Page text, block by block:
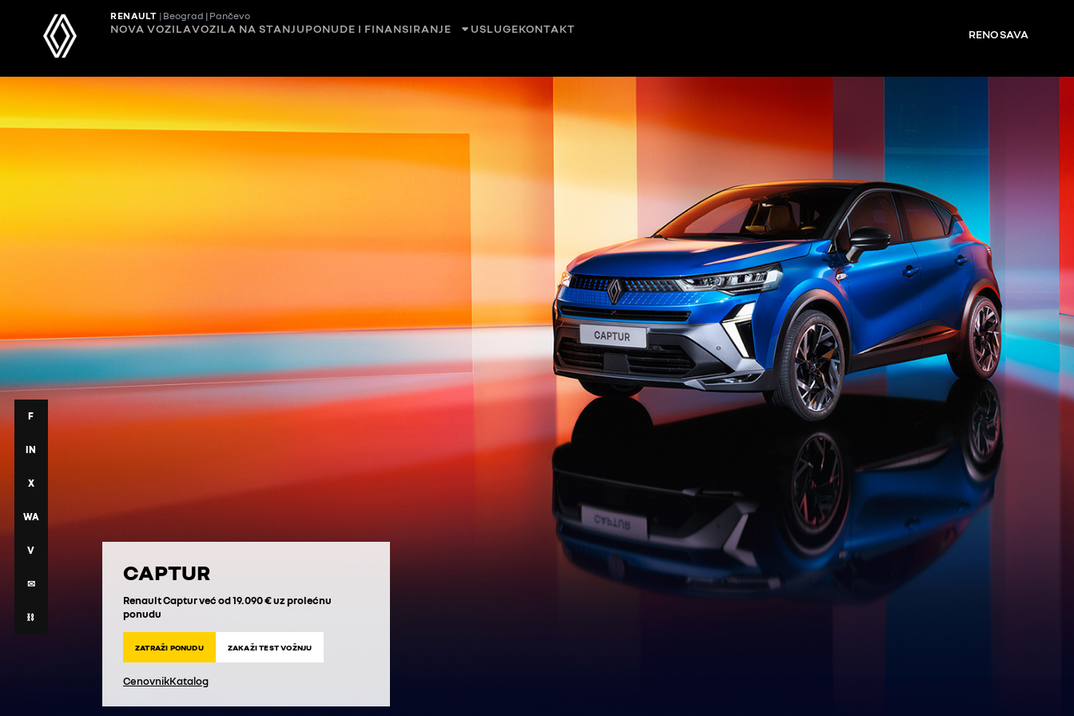
RENAULT | Beograd | Pančevo
NOVA VOZILAVOZILA NA STANJUPONUDE I FINANSIRANJE USLUGEKONTAKT RENO SAVA
CAPTUR
Renault Captur već od 19.090 € uz prolećnu
ponudu
ZATRAŽI PONUDU ZAKAŽI TEST VOŽNJU
CenovnikKatalog
F
IN
X
WA
V
✉
⛓